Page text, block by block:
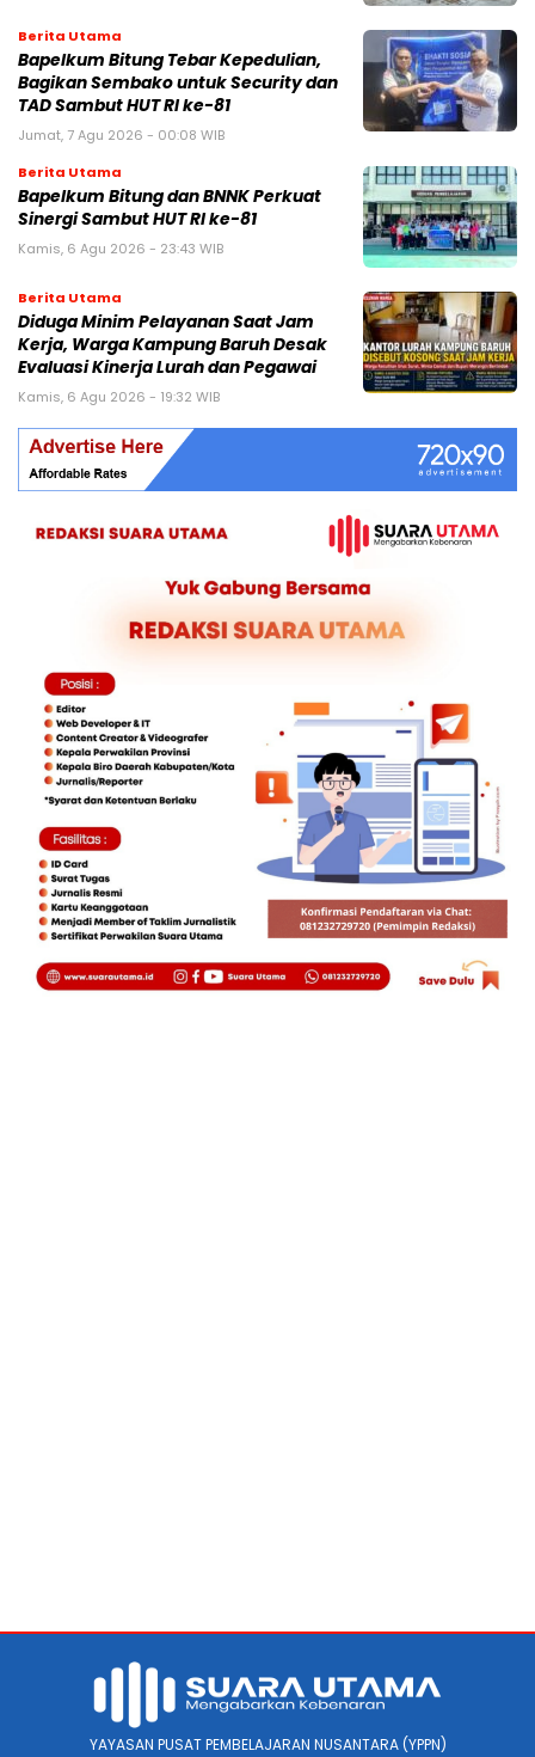
Berita Utama
Bapelkum Bitung Tebar Kepedulian,
Bagikan Sembako untuk Security dan
TAD Sambut HUT RI ke-81
Jumat, 7 Agu 2026 - 00:08 WIB
Berita Utama
Bapelkum Bitung dan BNNK Perkuat
Sinergi Sambut HUT RI ke-81
Kamis, 6 Agu 2026 - 23:43 WIB
Berita Utama
Diduga Minim Pelayanan Saat Jam
Kerja, Warga Kampung Baruh Desak
Evaluasi Kinerja Lurah dan Pegawai
Kamis, 6 Agu 2026 - 19:32 WIB
YAYASAN PUSAT PEMBELAJARAN NUSANTARA (YPPN)